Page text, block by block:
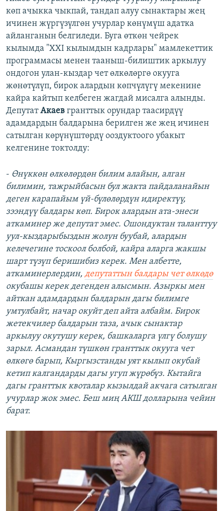
көп ачыкка чыкпай, тандап алуу сынактары жең
ичинен жүргүзүлгөн учурлар көнүмүш адатка
айланганын белгиледи. Буга өткөн чейрек
кылымда "XXI кылымдын кадрлары" мамлекеттик
программасы менен тааныш-билиштик аркылуу
ондогон улан-кыздар чет өлкөлөргө окууга
жөнөтүлүп, бирок алардын көпчүлүгү мекенине
кайра кайтып келбеген жагдай мисалга алынды.
ДепутатАкаев гранттык орундар таасирдүү
адамдардын балдарына берилген же жең ичинен
сатылган көрүнүштөрдү ооздуктоого убакыт
келгенине токтолду:
- Өнүккөн өлкөлөрдөн билим алайын, алган
билимин, тажрыйбасын бул жакта пайдаланайын
деген карапайым үй-бүлөлөрдүн идиректүү,
зээндүү балдары көп. Бирок алардын ата-энеси
аткаминер же депутат эмес. Ошондуктан таланттуу
уул-кыздарыбыздын жолун буубай, алардын
келечегине тоскоол болбой, кайра аларга жакшы
шарт түзүп беришибиз керек. Мен албетте,
аткаминерлердин, депутаттын балдары чет өлкөдө
окубашы керек дегенден алысмын. Азыркы мен
айткан адамдардын балдарын дагы билимге
умтулбайт, начар окуйт деп айта албайм. Бирок
жетекчилер балдарын таза, ачык сынактар
аркылуу окутушу керек, башкаларга үлгү болушу
зарыл. Асмандан түшкөн гранттык окууга чет
өлкөгө барып, Кыргызстанды уят кылып окубай
кетип калгандарды дагы угуп жүрөбүз. Кытайга
дагы гранттык квоталар кызылдай акчага сатылган
учурлар жок эмес. Беш миң АКШ долларына чейин
барат.